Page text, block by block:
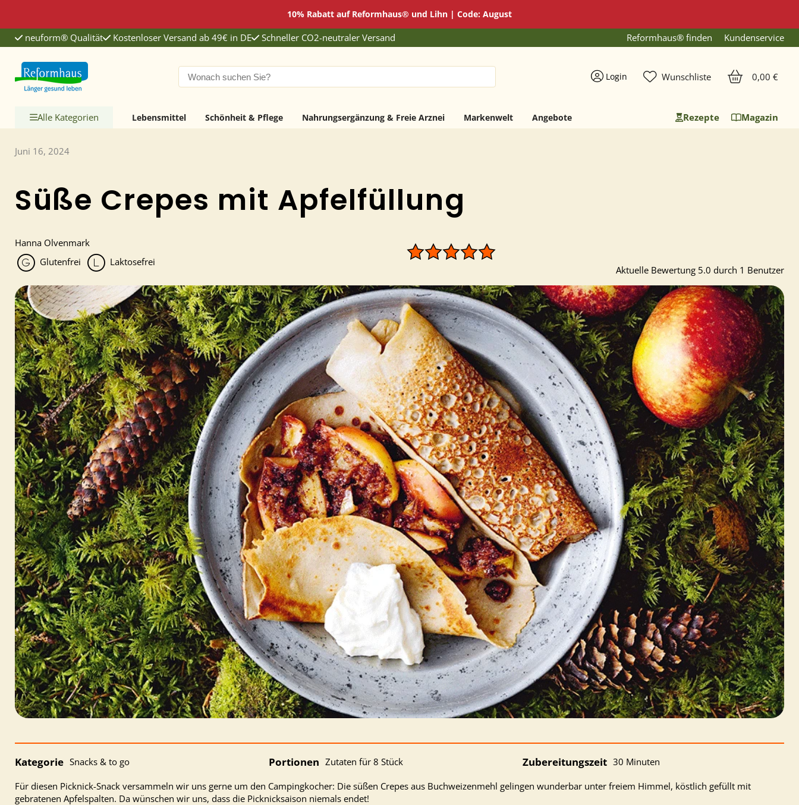
10% Rabatt auf Reformhaus® und Lihn | Code: August
neuform® Qualität Kostenloser Versand ab 49€ in DE Schneller CO2-neutraler Versand Reformhaus® finden Kundenservice
Reformhaus.de
Login Wunschliste 0,00 €
Alle Kategorien Lebensmittel Schönheit & Pflege Nahrungsergänzung & Freie Arznei Markenwelt Angebote Rezepte Magazin
Juni 16, 2024
Süße Crepes mit Apfelfüllung
Hanna Olvenmark
Glutenfrei
Laktosefrei
Aktuelle Bewertung 5.0 durch 1 Benutzer
Kategorie Snacks & to go Portionen Zutaten für 8 Stück Zubereitungszeit 30 Minuten
Für diesen Picknick-Snack versammeln wir uns gerne um den Campingkocher: Die süßen Crepes aus Buchweizenmehl gelingen wunderbar unter freiem Himmel, köstlich gefüllt mit
gebratenen Apfelspalten. Da wünschen wir uns, dass die Picknicksaison niemals endet!